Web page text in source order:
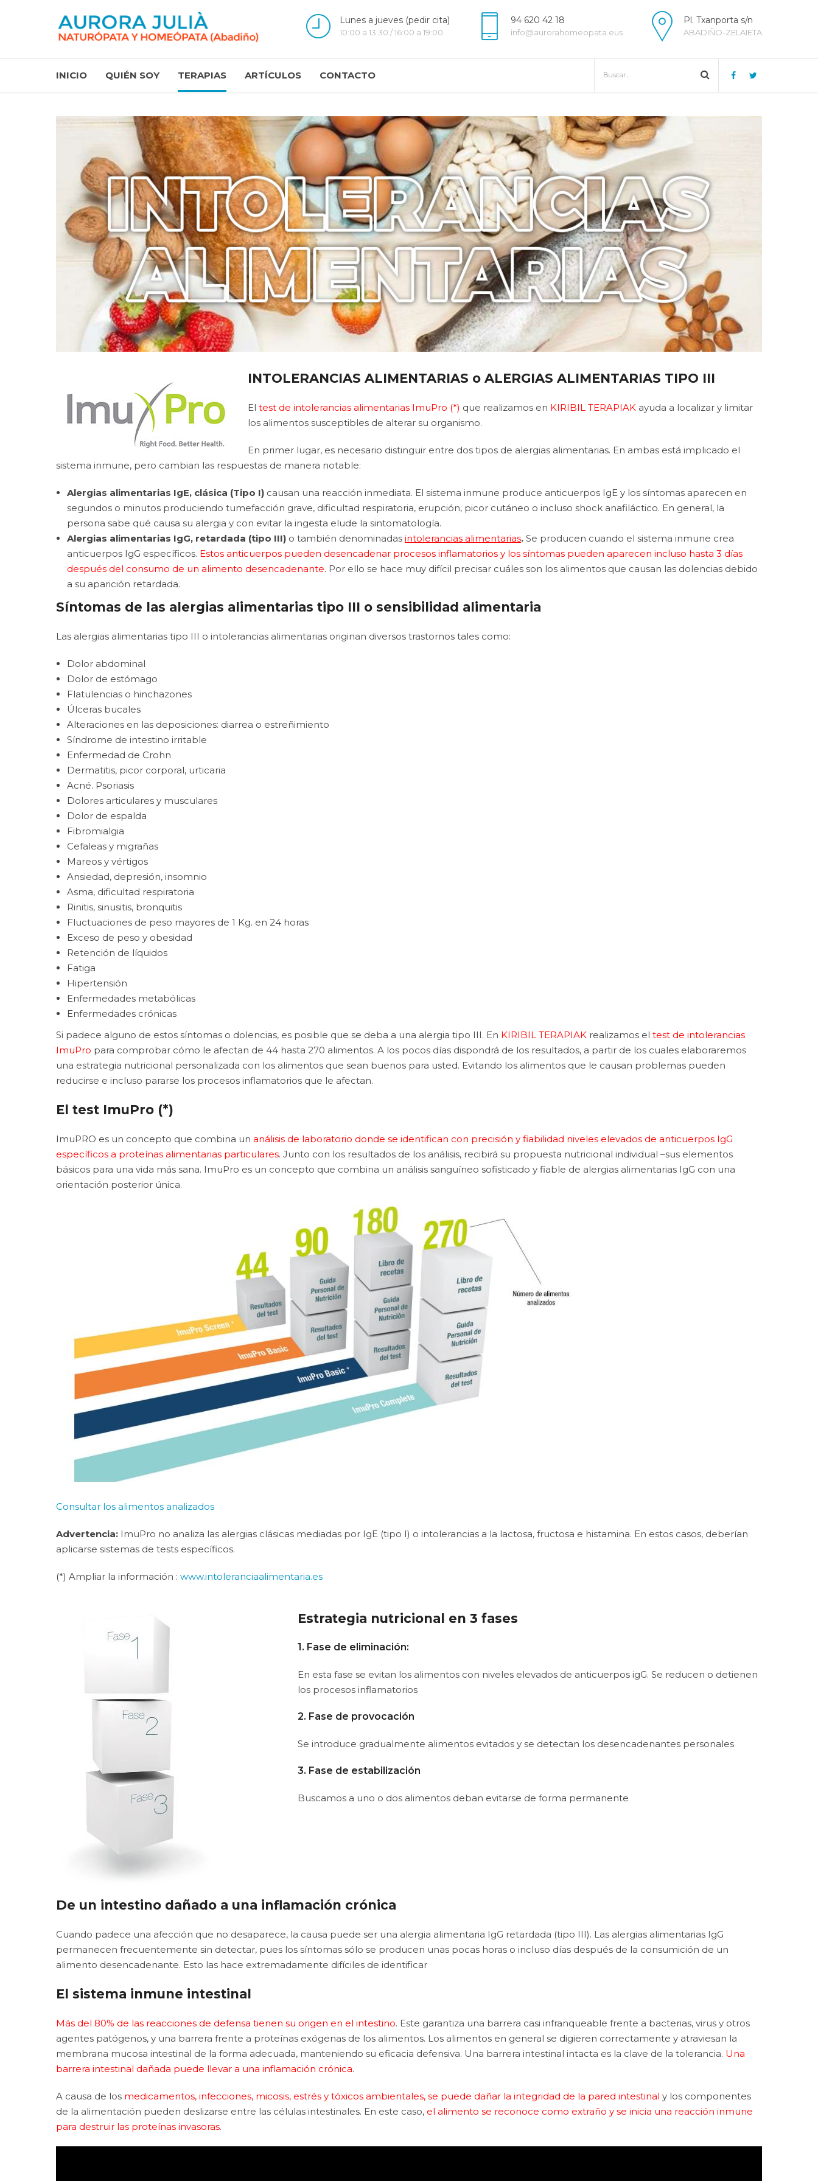
Lunes a jueves (pedir cita)
10:00 a 13:30 / 16:00 a 19:00
94 620 42 18
info@aurorahomeopata.eus
Pl. Txanporta s/n
ABADIÑO-ZELAIETA
INICIO QUIÉN SOY TERAPIAS ARTÍCULOS CONTACTO
INTOLERANCIAS ALIMENTARIAS o ALERGIAS ALIMENTARIAS TIPO III
El test de intolerancias alimentarias ImuPro (*) que realizamos en KIRIBIL TERAPIAK ayuda a localizar y limitar
los alimentos susceptibles de alterar su organismo.
En primer lugar, es necesario distinguir entre dos tipos de alergias alimentarias. En ambas está implicado el
sistema inmune, pero cambian las respuestas de manera notable:
Alergias alimentarias IgE, clásica (Tipo I) causan una reacción inmediata. El sistema inmune produce anticuerpos IgE y los síntomas aparecen en
segundos o minutos produciendo tumefacción grave, dificultad respiratoria, erupción, picor cutáneo o incluso shock anafiláctico. En general, la
persona sabe qué causa su alergia y con evitar la ingesta elude la sintomatología.
Alergias alimentarias IgG, retardada (tipo III) o también denominadas intolerancias alimentarias. Se producen cuando el sistema inmune crea
anticuerpos IgG específicos. Estos anticuerpos pueden desencadenar procesos inflamatorios y los síntomas pueden aparecen incluso hasta 3 días
después del consumo de un alimento desencadenante. Por ello se hace muy difícil precisar cuáles son los alimentos que causan las dolencias debido
a su aparición retardada.
Síntomas de las alergias alimentarias tipo III o sensibilidad alimentaria
Las alergias alimentarias tipo III o intolerancias alimentarias originan diversos trastornos tales como:
Dolor abdominal
Dolor de estómago
Flatulencias o hinchazones
Úlceras bucales
Alteraciones en las deposiciones: diarrea o estreñimiento
Síndrome de intestino irritable
Enfermedad de Crohn
Dermatitis, picor corporal, urticaria
Acné. Psoriasis
Dolores articulares y musculares
Dolor de espalda
Fibromialgia
Cefaleas y migrañas
Mareos y vértigos
Ansiedad, depresión, insomnio
Asma, dificultad respiratoria
Rinitis, sinusitis, bronquitis
Fluctuaciones de peso mayores de 1 Kg. en 24 horas
Exceso de peso y obesidad
Retención de líquidos
Fatiga
Hipertensión
Enfermedades metabólicas
Enfermedades crónicas
Si padece alguno de estos síntomas o dolencias, es posible que se deba a una alergia tipo III. En KIRIBIL TERAPIAK realizamos el test de intolerancias
ImuPro para comprobar cómo le afectan de 44 hasta 270 alimentos. A los pocos días dispondrá de los resultados, a partir de los cuales elaboraremos
una estrategia nutricional personalizada con los alimentos que sean buenos para usted. Evitando los alimentos que le causan problemas pueden
reducirse e incluso pararse los procesos inflamatorios que le afectan.
El test ImuPro (*)
ImuPRO es un concepto que combina un análisis de laboratorio donde se identifican con precisión y fiabilidad niveles elevados de anticuerpos IgG
específicos a proteínas alimentarias particulares. Junto con los resultados de los análisis, recibirá su propuesta nutricional individual –sus elementos
básicos para una vida más sana. ImuPro es un concepto que combina un análisis sanguíneo sofisticado y fiable de alergias alimentarias IgG con una
orientación posterior única.
Consultar los alimentos analizados
Advertencia: ImuPro no analiza las alergias clásicas mediadas por IgE (tipo I) o intolerancias a la lactosa, fructosa e histamina. En estos casos, deberían
aplicarse sistemas de tests específicos.
(*) Ampliar la información : www.intoleranciaalimentaria.es
Estrategia nutricional en 3 fases
1. Fase de eliminación:
En esta fase se evitan los alimentos con niveles elevados de anticuerpos igG. Se reducen o detienen
los procesos inflamatorios
2. Fase de provocación
Se introduce gradualmente alimentos evitados y se detectan los desencadenantes personales
3. Fase de estabilización
Buscamos a uno o dos alimentos deban evitarse de forma permanente
De un intestino dañado a una inflamación crónica
Cuando padece una afección que no desaparece, la causa puede ser una alergia alimentaria IgG retardada (tipo III). Las alergias alimentarias IgG
permanecen frecuentemente sin detectar, pues los síntomas sólo se producen unas pocas horas o incluso días después de la consumición de un
alimento desencadenante. Esto las hace extremadamente difíciles de identificar
El sistema inmune intestinal
Más del 80% de las reacciones de defensa tienen su origen en el intestino. Este garantiza una barrera casi infranqueable frente a bacterias, virus y otros
agentes patógenos, y una barrera frente a proteínas exógenas de los alimentos. Los alimentos en general se digieren correctamente y atraviesan la
membrana mucosa intestinal de la forma adecuada, manteniendo su eficacia defensiva. Una barrera intestinal intacta es la clave de la tolerancia. Una
barrera intestinal dañada puede llevar a una inflamación crónica.
A causa de los medicamentos, infecciones, micosis, estrés y tóxicos ambientales, se puede dañar la integridad de la pared intestinal y los componentes
de la alimentación pueden deslizarse entre las células intestinales. En este caso, el alimento se reconoce como extraño y se inicia una reacción inmune
para destruir las proteínas invasoras.